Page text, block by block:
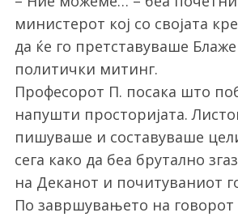
министерот кој со својата
да ќе го претставуваше
политички митинг.
Професорот П. посака што
напушти просторијата.
пишуваше и составуваше
сега како да беа брутално
на Деканот и почитуваниот
По завршувањето на говорот